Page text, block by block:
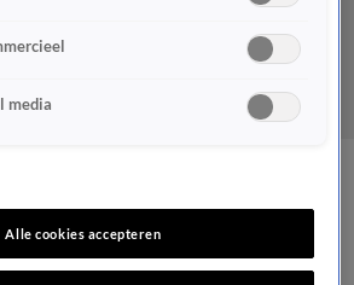
van Gaal: 'Bij de
wat geld af'
media
Alle cookies accepteren